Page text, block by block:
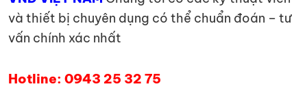
và thiết bị chuyên dụng có thể chuẩn đoán – tư
vấn chính xác nhất
Hotline: 0943 25 32 75